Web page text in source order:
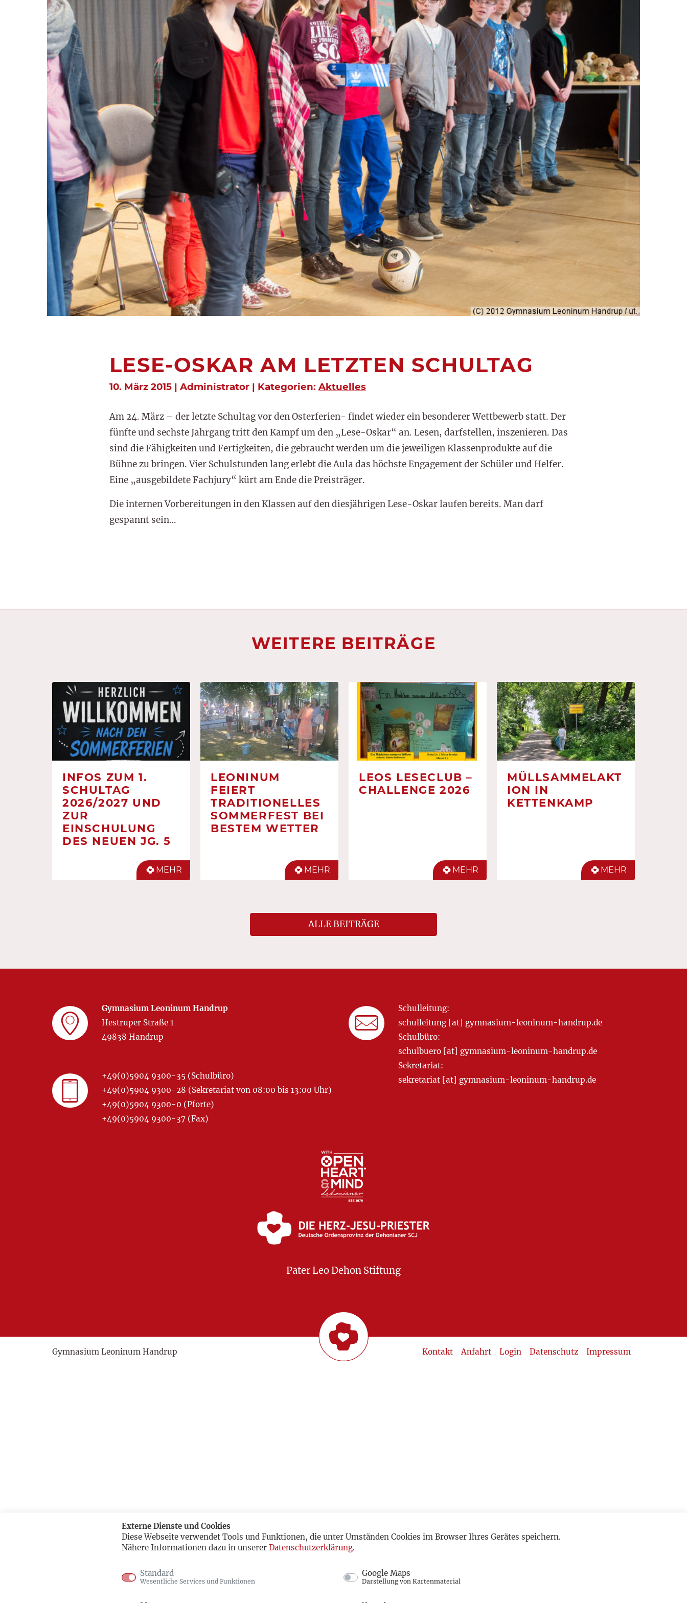
LESE-OSKAR AM LETZTEN SCHULTAG
10. März 2015 | Administrator | Kategorien: Aktuelles
Am 24. März – der letzte Schultag vor den Osterferien- findet wieder ein besonderer Wettbewerb statt. Der
fünfte und sechste Jahrgang tritt den Kampf um den „Lese-Oskar“ an. Lesen, darfstellen, inszenieren. Das
sind die Fähigkeiten und Fertigkeiten, die gebraucht werden um die jeweiligen Klassenprodukte auf die
Bühne zu bringen. Vier Schulstunden lang erlebt die Aula das höchste Engagement der Schüler und Helfer.
Eine „ausgebildete Fachjury“ kürt am Ende die Preisträger.
Die internen Vorbereitungen in den Klassen auf den diesjährigen Lese-Oskar laufen bereits. Man darf
gespannt sein…
WEITERE BEITRÄGE
INFOS ZUM 1.
SCHULTAG
2026/2027 UND
ZUR
EINSCHULUNG
DES NEUEN JG. 5
MEHR
LEONINUM
FEIERT
TRADITIONELLES
SOMMERFEST BEI
BESTEM WETTER
MEHR
LEOS LESECLUB –
CHALLENGE 2026
MEHR
MÜLLSAMMELAKT
ION IN
KETTENKAMP
MEHR
ALLE BEITRÄGE
Gymnasium Leoninum Handrup
Hestruper Straße 1
49838 Handrup
+49(0)5904 9300-35 (Schulbüro)
+49(0)5904 9300-28 (Sekretariat von 08:00 bis 13:00 Uhr)
+49(0)5904 9300-0 (Pforte)
+49(0)5904 9300-37 (Fax)
Schulleitung:
schulleitung [at] gymnasium-leoninum-handrup.de
Schulbüro:
schulbuero [at] gymnasium-leoninum-handrup.de
Sekretariat:
sekretariat [at] gymnasium-leoninum-handrup.de
Pater Leo Dehon Stiftung
Kontakt Anfahrt Login Datenschutz Impressum
Gymnasium Leoninum Handrup
Externe Dienste und Cookies
Diese Webseite verwendet Tools und Funktionen, die unter Umständen Cookies im Browser Ihres Gerätes speichern.
Nähere Informationen dazu in unserer Datenschutzerklärung.
Standard
Wesentliche Services und Funktionen
Google Maps
Darstellung von Kartenmaterial